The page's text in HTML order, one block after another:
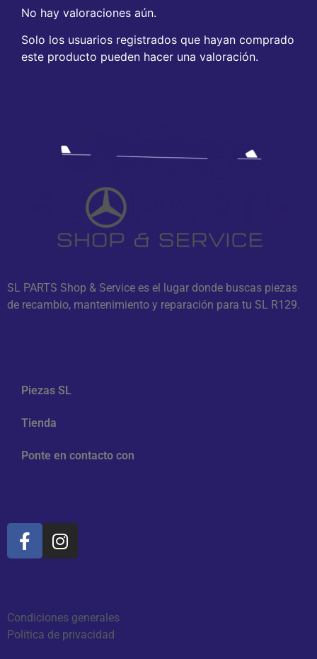
No hay valoraciones aún.
Solo los usuarios registrados que hayan comprado
este producto pueden hacer una valoración.
SL PARTS Shop & Service es el lugar donde buscas piezas
de recambio, mantenimiento y reparación para tu SL R129.
Piezas SL
Tienda
Ponte en contacto con
Condiciones generales
Política de privacidad